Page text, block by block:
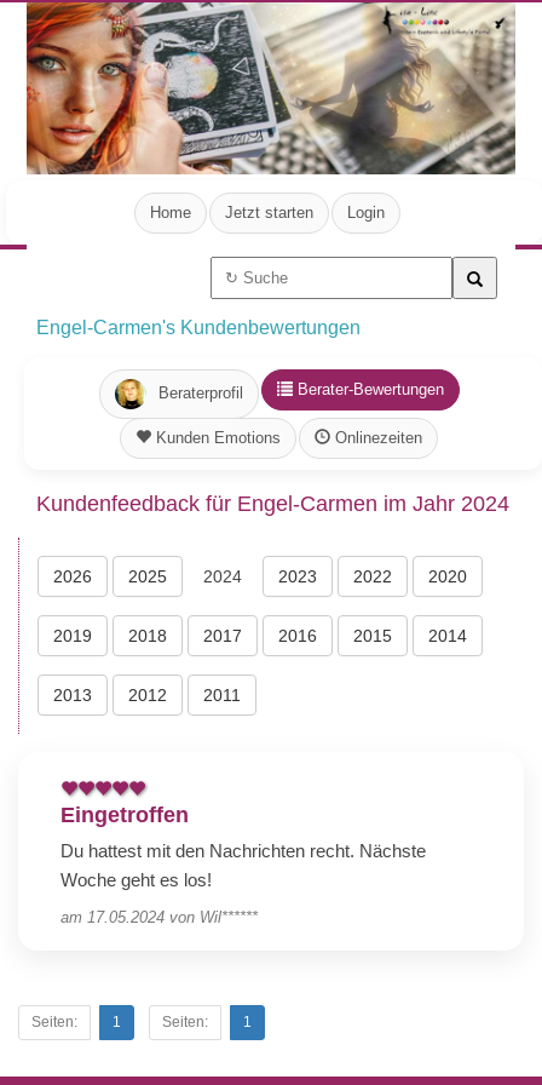
Home Jetzt starten Login
Engel-Carmen's Kundenbewertungen
Beraterprofil Berater-Bewertungen
Kunden Emotions Onlinezeiten
Kundenfeedback für Engel-Carmen im Jahr 2024
2026 2025 2024 2023 2022 2020
2019 2018 2017 2016 2015 2014
2013 2012 2011
Eingetroffen
Du hattest mit den Nachrichten recht. Nächste
Woche geht es los!
am 17.05.2024 von Wil******
Seiten: 1 Seiten: 1